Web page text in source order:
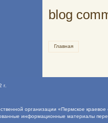
blog
Главная
г.
организации «Пермское
информационные материалы